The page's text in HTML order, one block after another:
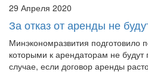
29 Апреля 2020
За отказ от аренды не
Минэкономразвития подготовило
которыми к арендаторам не
случае, если договор аренды